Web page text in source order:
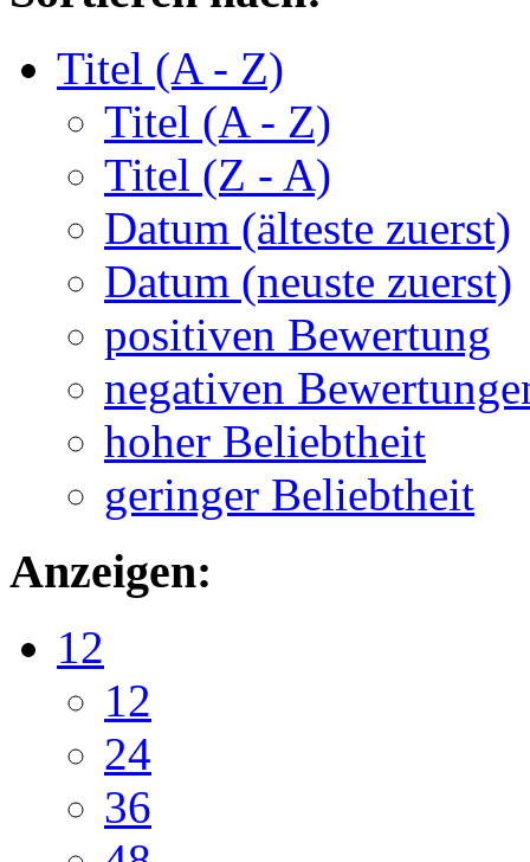
Titel (A - Z)
Titel (A - Z)
Titel (Z - A)
Datum (älteste zuerst)
Datum (neuste zuerst)
positiven Bewertung
negativen
hoher Beliebtheit
geringer Beliebtheit
Anzeigen:
12
12
24
36